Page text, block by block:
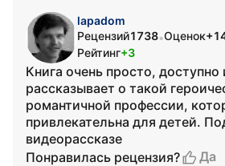
lapadom
Рецензий1738•Оценок
Рейтинг+3
Книга очень просто, доступно
рассказывает о такой
романтичной профессии,
привлекательна для детей.
видеорассказе
Понравилась рецензия?
Да